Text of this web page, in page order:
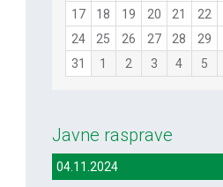
17
18 19 20 21 22
24
25 26 27 28 29
31
1 2 3 4 5
Javne rasprave
04.11.2024